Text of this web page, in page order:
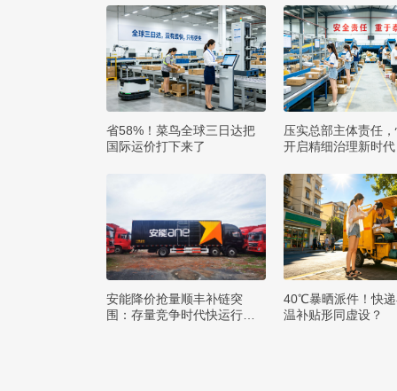
省58%！菜鸟全球三日达把
国际运价打下来了
压实总部主体责任
开启精细治理新时代
安能降价抢量顺丰补链突
围：存量竞争时代快运行业
40℃暴晒派件！快
温补贴形同虚设？